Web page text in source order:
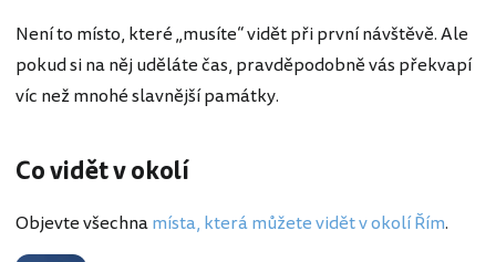
Není to místo, které „musíte“ vidět při první návštěvě. Ale
pokud si na něj uděláte čas, pravděpodobně vás překvapí
víc než mnohé slavnější památky.
Co vidět v okolí
Objevte všechnamísta, která můžete vidět v okolí Řím.